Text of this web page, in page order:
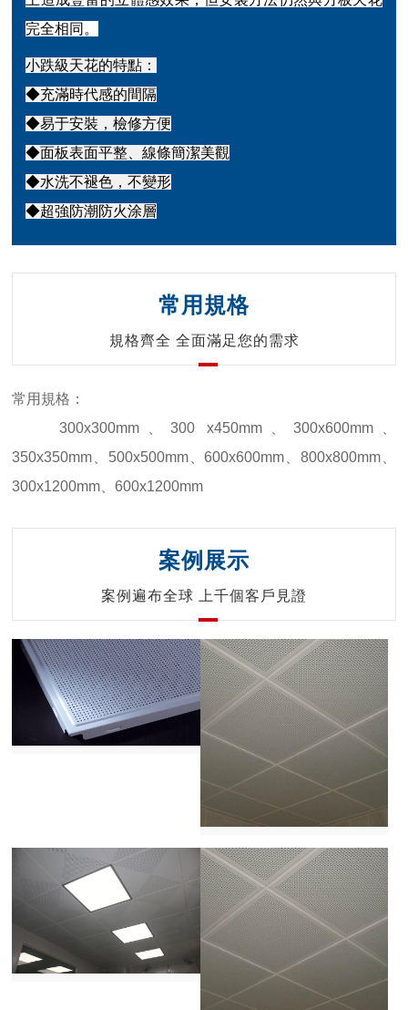
完全相同。
小跌級天花的特點：
◆充滿時代感的間隔
◆易于安裝，檢修方便
◆面板表面平整、線條簡潔美觀
◆水洗不褪色，不變形
◆超強防潮防火涂層
常用規格
規格齊全 全面滿足您的需求
常用規格：
300x300mm、300 x450mm、300x600mm、
350x350mm、500x500mm、600x600mm、800x800mm、
300x1200mm、600x1200mm
案例展示
案例遍布全球 上千個客戶見證